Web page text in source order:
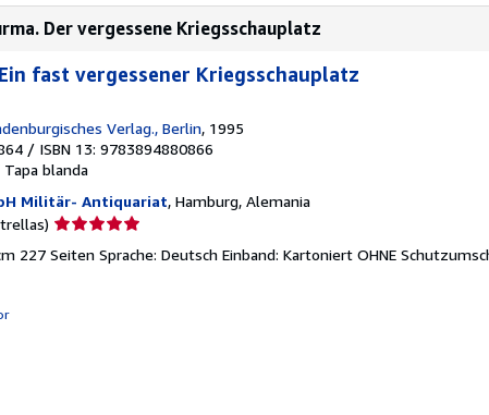
Der vergessene Kriegsschauplatz
fast vergessener Kriegsschauplatz
Verlag., Berlin, 1995
/ ISBN 13: 9783894880866
Tapa blanda
Militär- Antiquariat, Hamburg, Alemania
Calificación
vendedor:
227 Seiten Sprache: Deutsch Einband: Kartoniert OHNE